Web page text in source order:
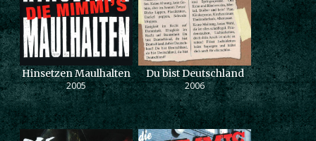
Hinsetzen Maulhalten
2005
Du bist Deutschland
2006